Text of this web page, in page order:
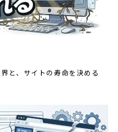
と、サイトの寿命を決める